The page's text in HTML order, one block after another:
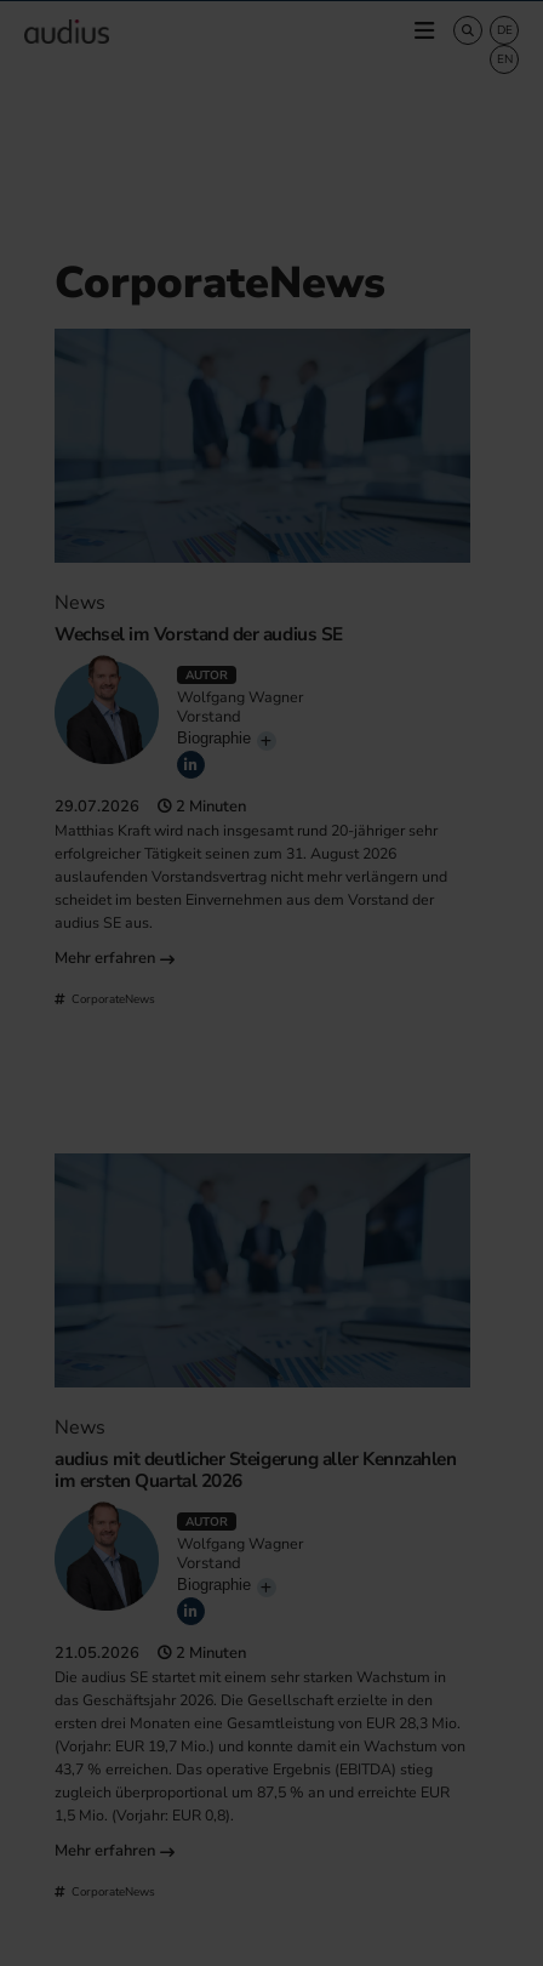
CorporateNews
News
Wechsel im Vorstand der audius SE
AUTOR
Wolfgang Wagner
Vorstand
Biographie
29.07.2026 2 Minuten
Matthias Kraft wird nach insgesamt rund 20-jähriger sehr
erfolgreicher Tätigkeit seinen zum 31. August 2026
auslaufenden Vorstandsvertrag nicht mehr verlängern und
scheidet im besten Einvernehmen aus dem Vorstand der
audius SE aus.
Mehr erfahren
CorporateNews
News
audius mit deutlicher Steigerung aller Kennzahlen
im ersten Quartal 2026
AUTOR
Wolfgang Wagner
Vorstand
Biographie
21.05.2026 2 Minuten
Die audius SE startet mit einem sehr starken Wachstum in
das Geschäftsjahr 2026. Die Gesellschaft erzielte in den
ersten drei Monaten eine Gesamtleistung von EUR 28,3 Mio.
(Vorjahr: EUR 19,7 Mio.) und konnte damit ein Wachstum von
43,7 % erreichen. Das operative Ergebnis (EBITDA) stieg
zugleich überproportional um 87,5 % an und erreichte EUR
1,5 Mio. (Vorjahr: EUR 0,8).
Mehr erfahren
CorporateNews